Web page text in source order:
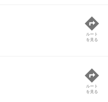
ルート
を見る
ルート
を見る